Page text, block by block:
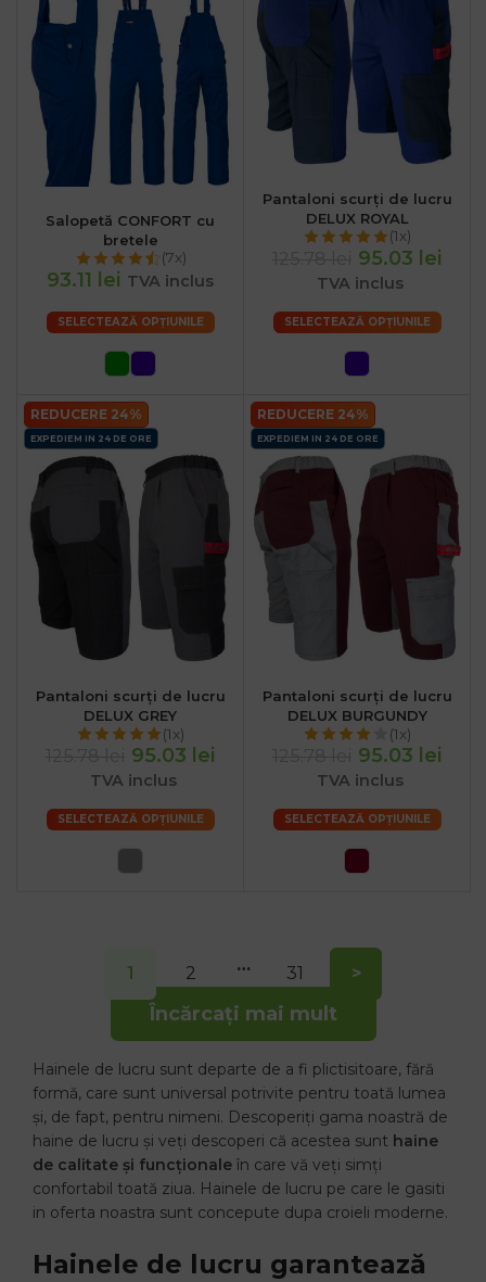
Salopetă CONFORT cu
bretele
(7x)
93.11 lei TVA inclus
SELECTEAZĂ OPȚIUNILE
Pantaloni scurți de lucru
DELUX ROYAL
(1x)
95.03 lei
TVA inclus
SELECTEAZĂ OPȚIUNILE
REDUCERE 24%
EXPEDIEM IN 24 DE ORE
Pantaloni scurți de lucru
DELUX GREY
(1x)
95.03 lei
TVA inclus
SELECTEAZĂ OPȚIUNILE
REDUCERE 24%
EXPEDIEM IN 24 DE ORE
Pantaloni scurți de lucru
DELUX BURGUNDY
(1x)
95.03 lei
TVA inclus
SELECTEAZĂ OPȚIUNILE
Încărcați mai mult
1 2 … 31 >
Hainele de lucru sunt departe de a fi plictisitoare, fără
formă, care sunt universal potrivite pentru toată lumea
și, de fapt, pentru nimeni. Descoperiți gama noastră de
haine de lucru și veți descoperi că acestea sunt haine
de calitate și funcționale în care vă veți simți
confortabil toată ziua. Hainele de lucru pe care le gasiti
in oferta noastra sunt concepute dupa croieli moderne.
Hainele de lucru garantează